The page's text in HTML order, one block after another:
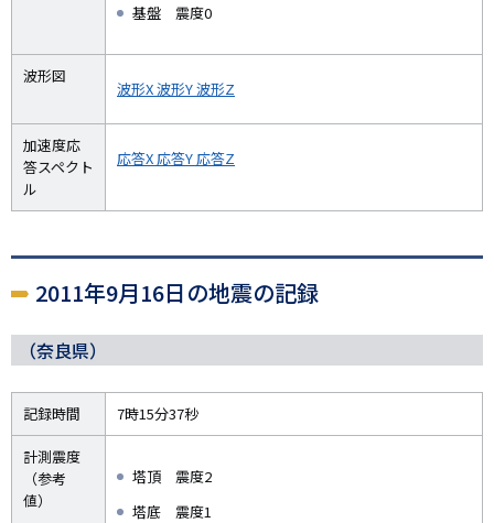
基盤 震度0
波形図
波形X波形Y波形Z
加速度応
答スペクト
ル
応答X 応答Y 応答Z
2011年9月16日の地震の記録
（奈良県）
記録時間 7時15分37秒
計測震度
（参考
値）
塔頂 震度2
塔底 震度1